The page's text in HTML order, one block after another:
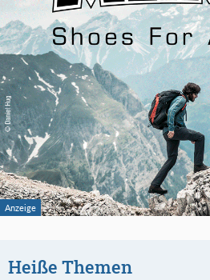
Heiße Themen